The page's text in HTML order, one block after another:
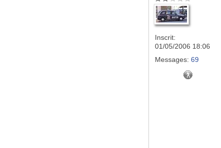
Inscrit:
01/05/2006 18:06
Messages: 69